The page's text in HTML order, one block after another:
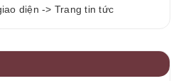
diện -> Trang tin tức